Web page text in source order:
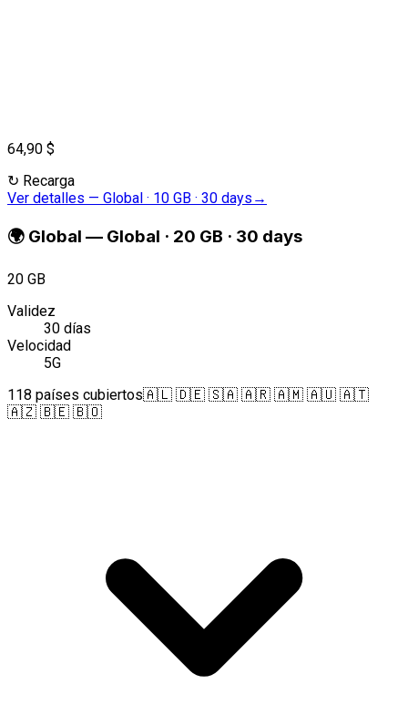
64,90 $
↻ Recarga
Ver detalles — Global · 10 GB · 30 days →
🌍 Global — Global · 20 GB · 30 days
20 GB
Validez
30 días
Velocidad
5G
118 países cubiertos🇦🇱 🇩🇪 🇸🇦 🇦🇷 🇦🇲 🇦🇺 🇦🇹
🇦🇿 🇧🇪 🇧🇴